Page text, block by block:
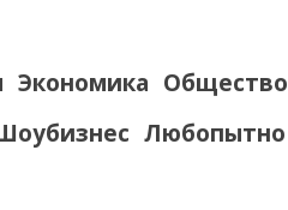
Экономика Общество
Любопытно